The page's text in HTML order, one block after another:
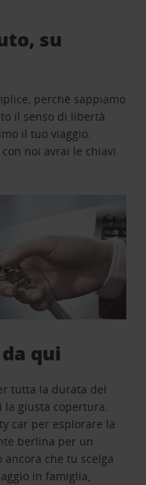
su
perchè sappiamo
il senso di libertà
il tuo viaggio.
noi avrai le chiavi
qui
tutta la durata del
la giusta copertura.
car per esplorare la
berlina per un
che tu scelga
in famiglia,